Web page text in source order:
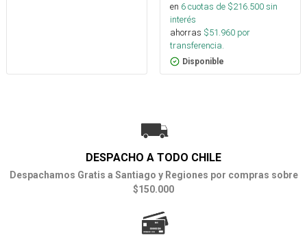
en 6cuotas de $216.500sin
interés
ahorras $51.960 por
transferencia.
Disponible
DESPACHO A TODO CHILE
Despachamos Gratis a Santiago y Regiones por compras sobre
$150.000